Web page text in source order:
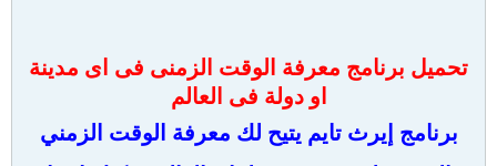
تحميل برنامج معرفة الوقت الزمنى فى اى مدينة
او دولة فى العالم
برنامج إيرث تايم يتيح لك معرفة الوقت الزمني